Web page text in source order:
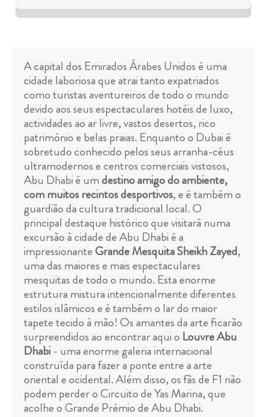
A capital dos Emirados Árabes Unidos é uma
cidade laboriosa que atrai tanto expatriados
como turistas aventureiros de todo o mundo
devido aos seus espectaculares hotéis de luxo,
actividades ao ar livre, vastos desertos, rico
património e belas praias. Enquanto o Dubai é
sobretudo conhecido pelos seus arranha-céus
ultramodernos e centros comerciais vistosos,
Abu Dhabi é umdestino amigo do ambiente,
com muitos recintos desportivos, e é também o
guardião da cultura tradicional local. O
principal destaque histórico que visitará numa
excursão à cidade de Abu Dhabi é a
impressionanteGrande Mesquita Sheikh Zayed,
uma das maiores e mais espectaculares
mesquitas de todo o mundo. Esta enorme
estrutura mistura intencionalmente diferentes
estilos islâmicos e é também o lar do maior
tapete tecido à mão! Os amantes da arte ficarão
surpreendidos ao encontrar aqui o Louvre Abu
Dhabi - uma enorme galeria internacional
construída para fazer a ponte entre a arte
oriental e ocidental. Além disso, os fãs de F1 não
podem perder o Circuito de Yas Marina, que
acolhe o Grande Prémio de Abu Dhabi.